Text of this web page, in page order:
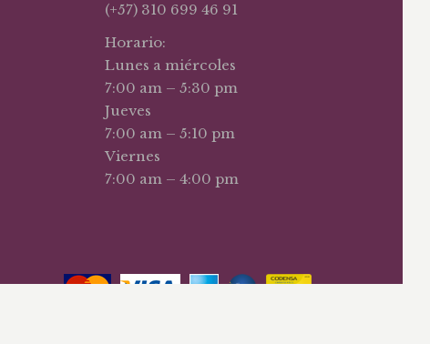
(+57) 310 699 46 91
Horario:
Lunes a miércoles
7:00 am – 5:30 pm
Jueves
7:00 am – 5:10 pm
Viernes
7:00 am – 4:00 pm